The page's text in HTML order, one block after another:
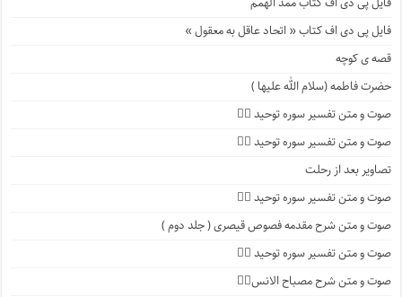
فایل پی دی اف کتاب « اتحاد عاقل به معقول »
قصه ی کوچه
حضرت فاطمه (سلام الله علیها )
صوت و متن تفسیر سوره توحید ۴️⃣
صوت و متن تفسیر سوره توحید ۳️⃣
تصاویر بعد از رحلت
صوت و متن تفسیر سوره توحید ۲️⃣
صوت و متن شرح مقدمه فصوص قیصری ( جلد دوم )
صوت و متن تفسیر سوره توحید ۱️⃣
صوت و متن شرح مصباح الانس۸⃣